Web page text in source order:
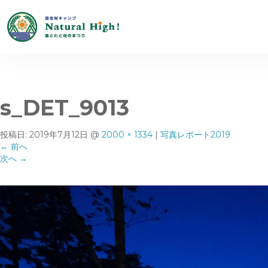
s_DET_9013
投稿日: 2019年7月12日 @ 2000 × 1334 | 写真レポート2019
← 前へ
次へ →